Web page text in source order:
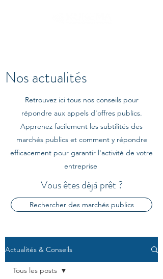
Nos actualités
Retrouvez ici tous nos conseils pour
répondre aux appels d'offres publics.
Apprenez facilement les subtilités des
marchés publics et comment y répondre
efficacement pour garantir l'activité de votre
entreprise
Vous êtes déjà prêt ?
Rechercher des marchés publics
Actualités & Conseils
Tous les posts